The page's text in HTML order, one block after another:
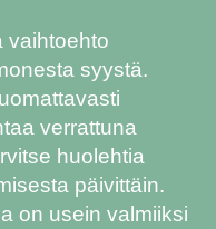
vaihtoehto
syystä.
verrattuna
huolehtia
päivittäin.
on usein valmiiksi